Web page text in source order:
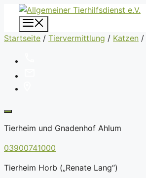
Zum
Inhalt
springen
Startseite / Tiervermittlung / Katzen /
Tierheim und Gnadenhof Ahlum
03900741000
Tierheim Horb („Renate Lang“)